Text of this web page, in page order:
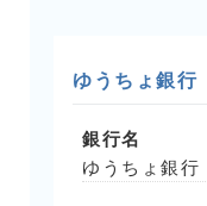
ゆうちょ銀行
銀行名
ゆうちょ銀行